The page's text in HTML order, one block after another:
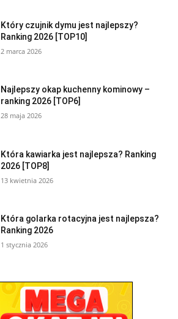
Który czujnik dymu jest najlepszy?
Ranking 2026 [TOP10]
2 marca 2026
Najlepszy okap kuchenny kominowy –
ranking 2026 [TOP6]
28 maja 2026
Która kawiarka jest najlepsza? Ranking
2026 [TOP8]
13 kwietnia 2026
Która golarka rotacyjna jest najlepsza?
Ranking 2026
1 stycznia 2026